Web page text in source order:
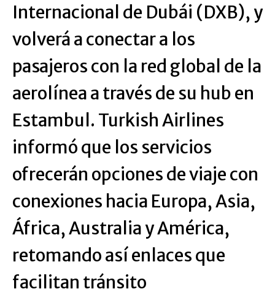
Internacional de Dubái (DXB), y
volverá a conectar a los
pasajeros con la red global de la
aerolínea a través de su hub en
Estambul. Turkish Airlines
informó que los servicios
ofrecerán opciones de viaje con
conexiones hacia Europa, Asia,
África, Australia y América,
retomando así enlaces que
facilitan tránsito